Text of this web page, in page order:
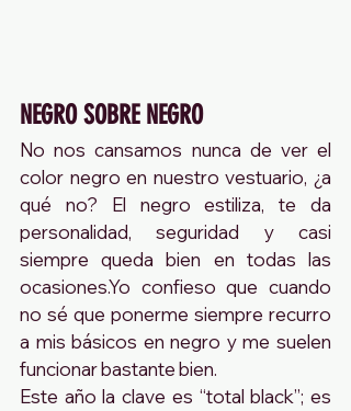
NEGRO SOBRE NEGRO
No nos cansamos nunca de ver el
color negro en nuestro vestuario, ¿a
qué no? El negro estiliza, te da
personalidad, seguridad y casi
siempre queda bien en todas las
ocasiones.Yo confieso que cuando
no sé que ponerme siempre recurro
a mis básicos en negro y me suelen
funcionar bastante bien.
Este año la clave es “total black”; es